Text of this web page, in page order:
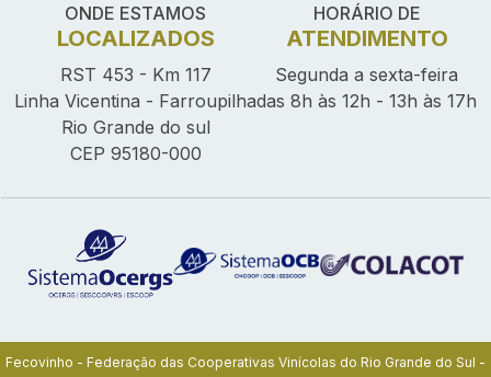
ONDE ESTAMOS
LOCALIZADOS
RST 453 - Km 117
Linha Vicentina - Farroupilha
Rio Grande do sul
CEP 95180-000
HORÁRIO DE
ATENDIMENTO
Segunda a sexta-feira
das 8h às 12h - 13h às 17h
Fecovinho - Federação das Cooperativas Vinícolas do Rio Grande do Sul -